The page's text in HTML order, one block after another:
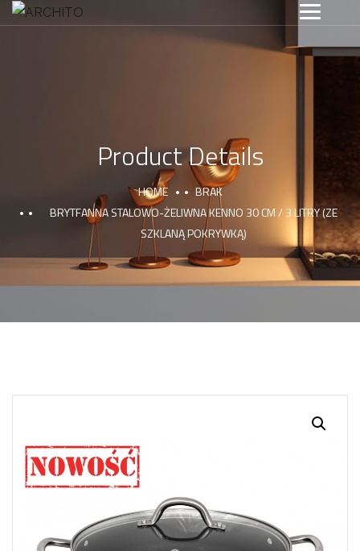
Product Details
HOME
BRAK
BRYTFANNA STALOWO-ŻELIWNA KENNO 30 CM / 3 LITRY (ZE
SZKLANĄ POKRYWKĄ)